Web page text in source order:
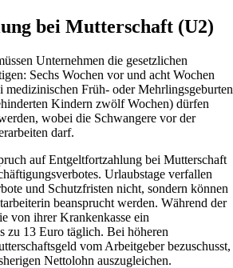
bei Mutterschaft (U2)
Unternehmen die gesetzlichen
Sechs Wochen vor und acht Wochen
medizinischen Früh- oder Mehrlingsgeburten
Kindern zwölf Wochen) dürfen
wobei die Schwangere vor der
darf.
auf Entgeltfortzahlung bei Mutterschaft
Urlaubstage verfallen
und Schutzfristen nicht, sondern können
beansprucht werden. Während der
von ihrer Krankenkasse ein
zu 13 Euro täglich. Bei höheren
vom Arbeitgeber bezuschusst,
Nettolohn auszugleichen.